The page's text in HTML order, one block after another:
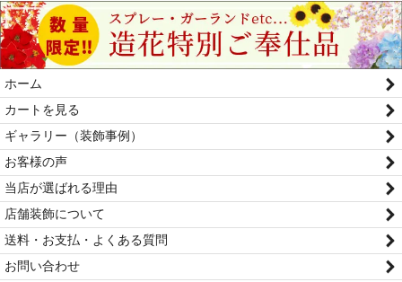
ホーム
カートを見る
ギャラリー（装飾事例）
お客様の声
当店が選ばれる理由
店舗装飾について
送料・お支払・よくある質問
お問い合わせ